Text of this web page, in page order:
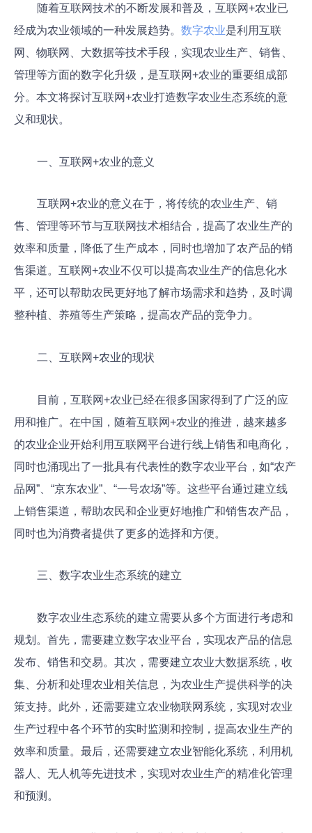
随着互联网技术的不断发展和普及，互联网+农业已
经成为农业领域的一种发展趋势。 数字农业是利用互联
网、物联网、大数据等技术手段，实现农业生产、销售、
管理等方面的数字化升级，是互联网+农业的重要组成部
分。本文将探讨互联网+农业打造数字农业生态系统的意
义和现状。
一、互联网+农业的意义
互联网+农业的意义在于，将传统的农业生产、销
售、管理等环节与互联网技术相结合，提高了农业生产的
效率和质量，降低了生产成本，同时也增加了农产品的销
售渠道。互联网+农业不仅可以提高农业生产的信息化水
平，还可以帮助农民更好地了解市场需求和趋势，及时调
整种植、养殖等生产策略，提高农产品的竞争力。
二、互联网+农业的现状
目前，互联网+农业已经在很多国家得到了广泛的应
用和推广。在中国，随着互联网+农业的推进，越来越多
的农业企业开始利用互联网平台进行线上销售和电商化，
同时也涌现出了一批具有代表性的数字农业平台，如“农产
品网”、“京东农业”、“一号农场”等。这些平台通过建立线
上销售渠道，帮助农民和企业更好地推广和销售农产品，
同时也为消费者提供了更多的选择和方便。
三、数字农业生态系统的建立
数字农业生态系统的建立需要从多个方面进行考虑和
规划。首先，需要建立数字农业平台，实现农产品的信息
发布、销售和交易。其次，需要建立农业大数据系统，收
集、分析和处理农业相关信息，为农业生产提供科学的决
策支持。此外，还需要建立农业物联网系统，实现对农业
生产过程中各个环节的实时监测和控制，提高农业生产的
效率和质量。最后，还需要建立农业智能化系统，利用机
器人、无人机等先进技术，实现对农业生产的精准化管理
和预测。